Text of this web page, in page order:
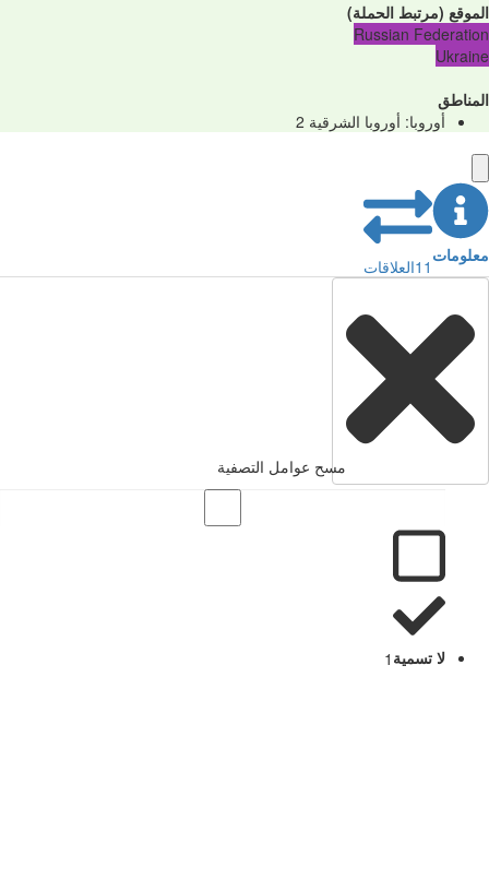
الموقع (مرتبط الحملة)
Russian Federation
Ukraine
المناطق
أوروبا: أوروبا الشرقية 2
معلومات
11العلاقات
مسح عوامل التصفية
لا تسمية 1